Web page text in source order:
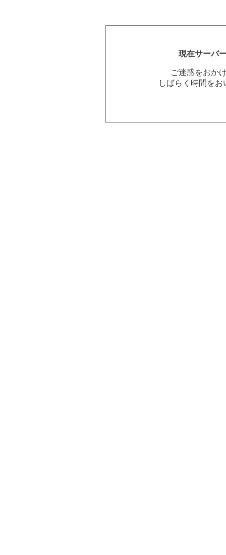
現在サーバ
ご迷惑をおか
しばらく時間を